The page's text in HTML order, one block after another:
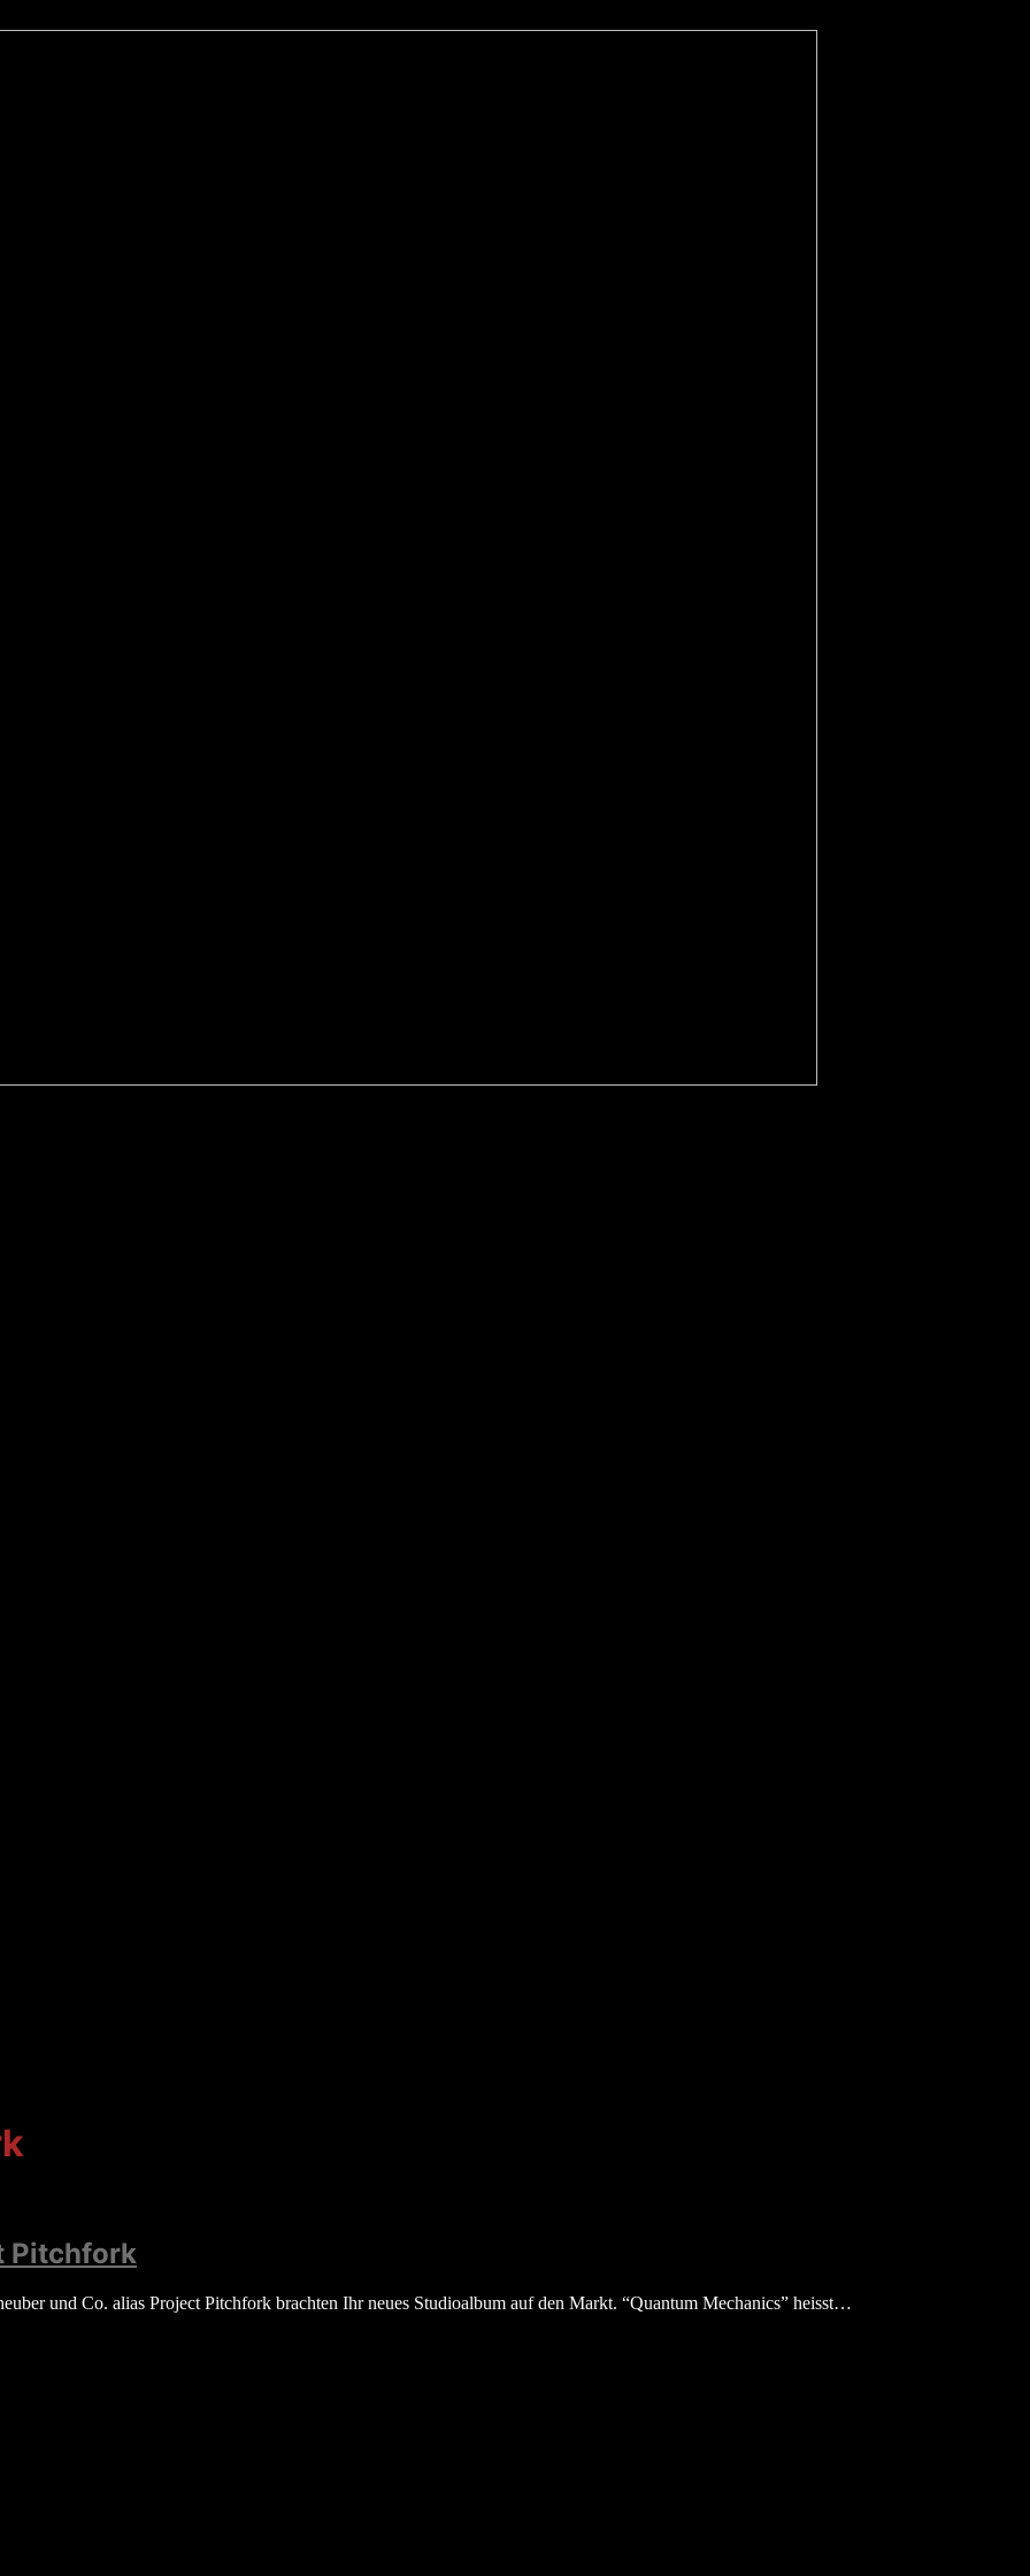
Pitchfork
und Co. alias Project Pitchfork brachten Ihr neues Studioalbum auf den Markt. “Quantum Mechanics” heisst…